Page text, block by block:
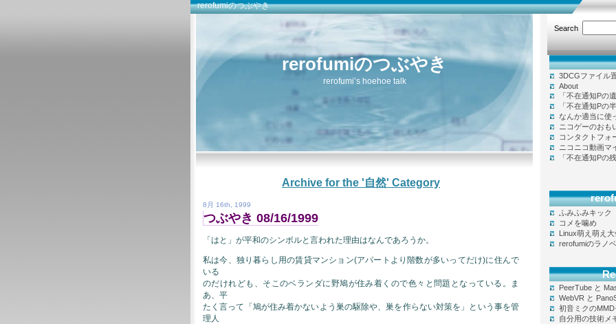
rerofumiのつぶやき
rerofumiのつぶやき
rerofumi’s hoehoe talk
Archive for the '自然' Category
8月 16th, 1999
つぶやき 08/16/1999
「はと」が平和のシンボルと言われた理由はなんであろうか。
私は今、独り暮らし用の賃貸マンション(アパートより階数が多いってだけ)に住んで
いる
のだけれども、そこのベランダに野鳩が住み着くので色々と問題となっている。ま
あ、平
たく言って「鳩が住み着かないよう巣の駆除や、巣を作らない対策を」という事を管
理人
Search
3DCGファイル
About
「不在通知Pの
「不在通知Pの
なんか適当に使
ニコゲーのおも
コンタクトフォ
ニコニコ動画マ
「不在通知Pの
ふみふみキック
コメを噛め
Linux萌え萌え
rerofumiのラノ
PeerTube と
WebVR と
初音ミクの
自分用の技術メ